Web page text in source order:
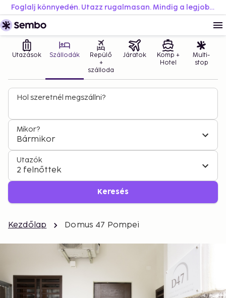
Foglalj könnyedén. Utazz rugalmasan. Mindig a legjobb áron.
Utazások Szállodák
Repülő
+
szálloda
Járatok
Komp +
Hotel
Multi-
stop
Hol szeretnél megszállni?
Mikor?
Bármikor
Utazók
2 felnőttek
Keresés
Kezdőlap Domus 47 Pompei